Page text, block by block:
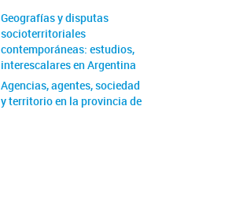
Geografías y disputas
socioterritoriales
contemporáneas: estudios,
interescalares en Argentina
Agencias, agentes, sociedad
y territorio en la provincia de